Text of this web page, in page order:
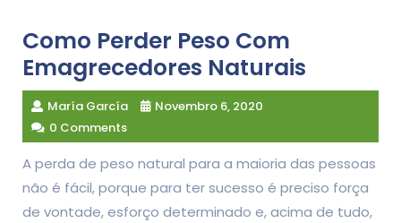
Como Perder Peso Com
Emagrecedores Naturais
María García
Novembro 6, 2020
0 Comments
A perda de peso natural para a maioria das pessoas
não é fácil, porque para ter sucesso é preciso força
de vontade, esforço determinado e, acima de tudo,